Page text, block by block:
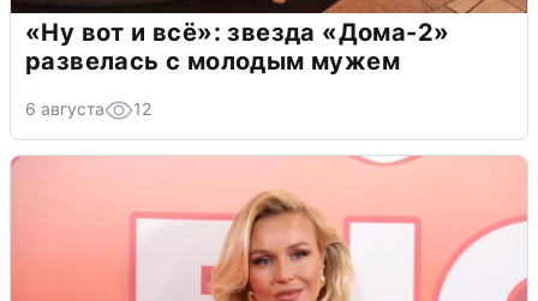
«Ну вот и всё»: звезда «Дома-2»
развелась с молодым мужем
6 августа 12